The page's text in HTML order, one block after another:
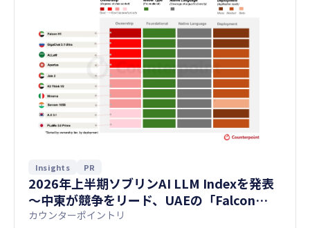
Insights PR
2026年上半期ソブリンAI LLM Indexを発表
〜中東が競争をリード、UAEの「Falcon
H1」が首位に〜
カウンターポイントリ